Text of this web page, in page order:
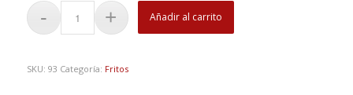
Añadir al carrito
SKU: 93 Categoría: Fritos